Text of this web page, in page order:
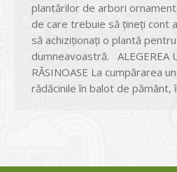
plantărilor de arbori
de care trebuie să ţineţi cont
să achiziţionaţi o plantă
dumneavoastră. ALEGEREA
RĂSINOASE La cumpărarea
rădăcinile în balot de pământ,